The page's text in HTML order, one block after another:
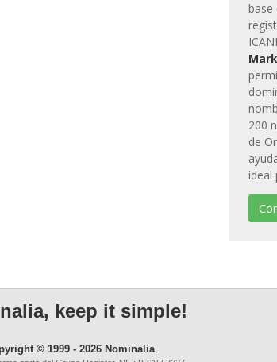
base
200
de
ideal
keep it simple!
© 1999 - 2026 Nominalia